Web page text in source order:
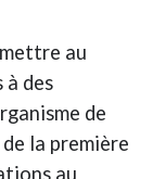
au
à des
de
la première
au